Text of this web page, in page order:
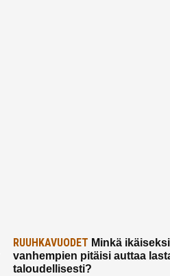
RUUHKAVUODET Minkä ikäiseksi
vanhempien pitäisi auttaa
taloudellisesti?